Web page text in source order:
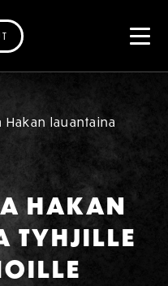
Hakan lauantaina
HAKAN
TYHJILLE